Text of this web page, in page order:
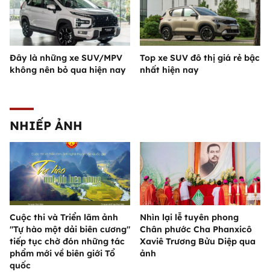
Đây là những xe SUV/MPV
không nên bỏ qua hiện nay
Top xe SUV đô thị giá rẻ bậc
nhất hiện nay
NHIẾP ẢNH
Cuộc thi và Triển lãm ảnh
"Tự hào một dải biên cương"
tiếp tục chờ đón những tác
phẩm mới về biên giới Tổ
quốc
Nhìn lại lễ tuyên phong
Chân phước Cha Phanxicô
Xaviê Trương Bửu Diệp qua
ảnh